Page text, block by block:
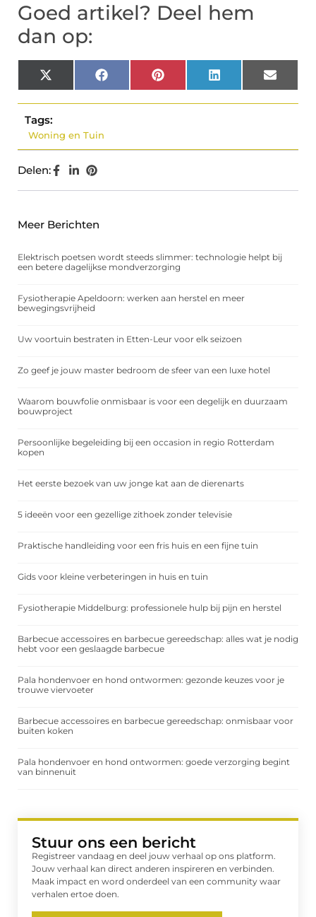
Goed artikel? Deel hem
dan op:
X
(Twitter)
Facebook Pinterest LinkedIn Email
Tags:
Woning en Tuin
Delen:
Meer Berichten
Elektrisch poetsen wordt steeds slimmer: technologie helpt bij
een betere dagelijkse mondverzorging
Fysiotherapie Apeldoorn: werken aan herstel en meer
bewegingsvrijheid
Uw voortuin bestraten in Etten-Leur voor elk seizoen
Zo geef je jouw master bedroom de sfeer van een luxe hotel
Waarom bouwfolie onmisbaar is voor een degelijk en duurzaam
bouwproject
Persoonlijke begeleiding bij een occasion in regio Rotterdam
kopen
Het eerste bezoek van uw jonge kat aan de dierenarts
5 ideeën voor een gezellige zithoek zonder televisie
Praktische handleiding voor een fris huis en een fijne tuin
Gids voor kleine verbeteringen in huis en tuin
Fysiotherapie Middelburg: professionele hulp bij pijn en herstel
Barbecue accessoires en barbecue gereedschap: alles wat je nodig
hebt voor een geslaagde barbecue
Pala hondenvoer en hond ontwormen: gezonde keuzes voor je
trouwe viervoeter
Barbecue accessoires en barbecue gereedschap: onmisbaar voor
buiten koken
Pala hondenvoer en hond ontwormen: goede verzorging begint
van binnenuit
Stuur ons een bericht
Registreer vandaag en deel jouw verhaal op ons platform.
Jouw verhaal kan direct anderen inspireren en verbinden.
Maak impact en word onderdeel van een community waar
verhalen ertoe doen.